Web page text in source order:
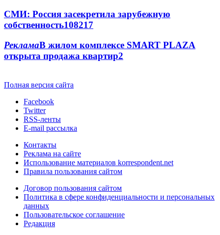
СМИ: Россия засекретила зарубежную
собственность108217
РекламаВ жилом комплексе SMART PLAZA
открыта продажа квартир2
Полная версия сайта
Facebook
Twitter
RSS-ленты
E-mail рассылка
Контакты
Реклама на сайте
Использование материалов korrespondent.net
Правила пользования сайтом
Договор пользования сайтом
Политика в сфере конфиденциальности и персональных
данных
Пользовательское соглашение
Редакция